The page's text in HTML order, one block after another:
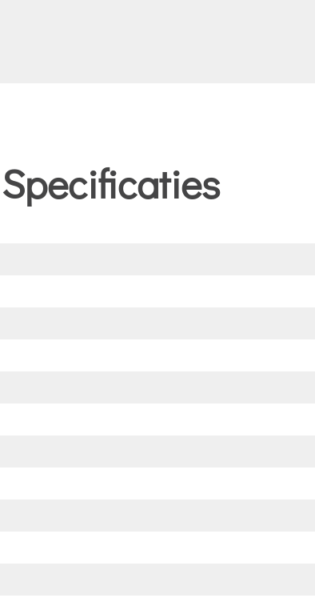
Specificaties